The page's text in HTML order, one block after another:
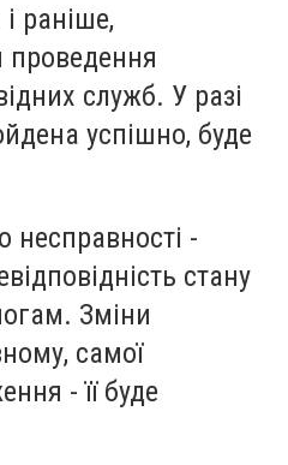
раніше,
проведення
служб. У разі
успішно, буде
несправності -
стану
Зміни
самої
- її буде